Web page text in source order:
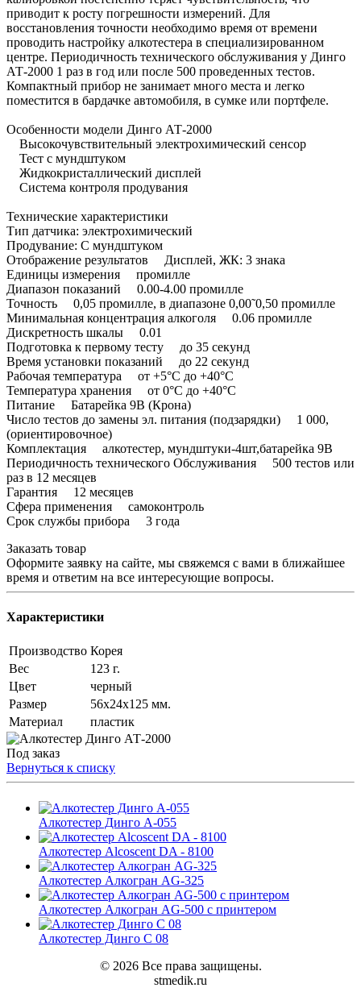
приводит к росту погрешности измерений. Для
восстановления точности необходимо время от времени
проводить настройку алкотестера в специализированном
центре. Периодичность технического обслуживания у Динго
АТ-2000 1 раз в год или после 500 проведенных тестов.
Компактный прибор не занимает много места и легко
поместится в бардачке автомобиля, в сумке или портфеле.
Особенности модели Динго АТ-2000
Высокочувствительный электрохимический сенсор
Тест с мундштуком
Жидкокристаллический дисплей
Система контроля продувания
Технические характеристики
Тип датчика: электрохимический
Продувание: С мундштуком
Отображение результатов Дисплей, ЖК: 3 знака
Единицы измерения промилле
Диапазон показаний 0.00-4.00 промилле
Точность 0,05 промилле, в диапазоне 0,00˜0,50 промилле
Минимальная концентрация алкоголя 0.06 промилле
Дискретность шкалы 0.01
Подготовка к первому тесту до 35 секунд
Время установки показаний до 22 секунд
Рабочая температура от +5°С до +40°С
Температура хранения от 0°С до +40°С
Питание Батарейка 9В (Крона)
Число тестов до замены эл. питания (подзарядки) 1 000,
(ориентировочное)
Комплектация алкотестер, мундштуки-4шт,батарейка 9В
Периодичность технического Обслуживания 500 тестов или
раз в 12 месяцев
Гарантия 12 месяцев
Сфера применения самоконтроль
Срок службы прибора 3 года
Заказать товар
Оформите заявку на сайте, мы свяжемся с вами в ближайшее
время и ответим на все интересующие вопросы.
Характеристики
Производство Корея
Вес
123 г.
Цвет
черный
Размер
56х24х125 мм.
Материал
пластик
Под заказ
Вернуться к списку
Алкотестер Динго А-055
Алкотестер Alcoscent DA - 8100
Алкотестер Алкогран AG-325
Алкотестер Алкогран AG-500 с принтером
Алкотестер Динго С 08
© 2026 Все права защищены.
stmedik.ru